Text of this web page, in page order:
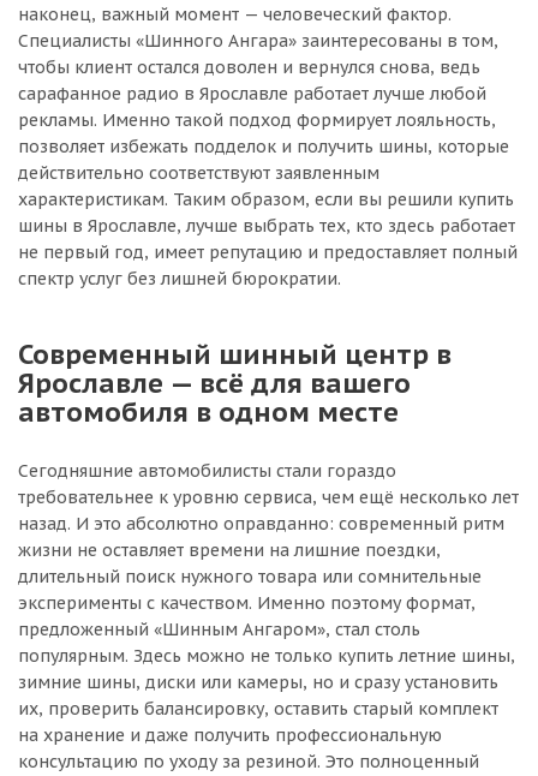
наконец, важный момент — человеческий фактор.
Специалисты «Шинного Ангара» заинтересованы в том,
чтобы клиент остался доволен и вернулся снова, ведь
сарафанное радио в Ярославле работает лучше любой
рекламы. Именно такой подход формирует лояльность,
позволяет избежать подделок и получить шины, которые
действительно соответствуют заявленным
характеристикам. Таким образом, если вы решили купить
шины в Ярославле, лучше выбрать тех, кто здесь работает
не первый год, имеет репутацию и предоставляет полный
спектр услуг без лишней бюрократии.
Современный шинный центр в
Ярославле — всё для вашего
автомобиля в одном месте
Сегодняшние автомобилисты стали гораздо
требовательнее к уровню сервиса, чем ещё несколько лет
назад. И это абсолютно оправданно: современный ритм
жизни не оставляет времени на лишние поездки,
длительный поиск нужного товара или сомнительные
эксперименты с качеством. Именно поэтому формат,
предложенный «Шинным Ангаром», стал столь
популярным. Здесь можно не только купить летние шины,
зимние шины, диски или камеры, но и сразу установить
их, проверить балансировку, оставить старый комплект
на хранение и даже получить профессиональную
консультацию по уходу за резиной. Это полноценный